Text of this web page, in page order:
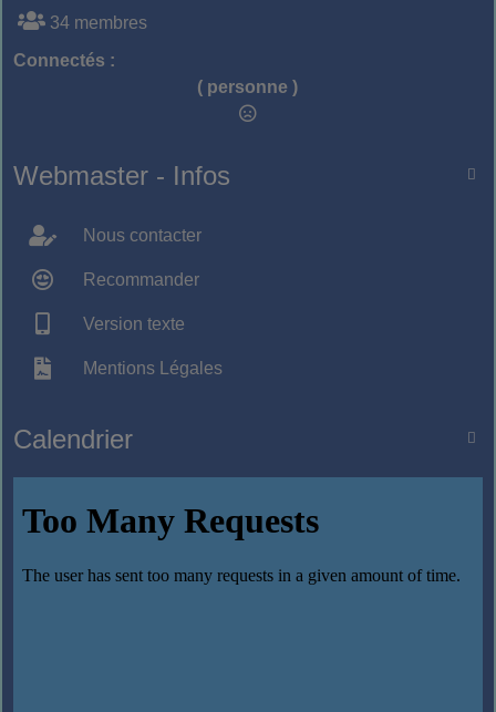
34 membres
Connectés :
( personne )

Webmaster - Infos
Nous contacter
Recommander
Version texte
Mentions Légales

Calendrier